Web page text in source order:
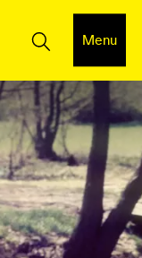
Menu